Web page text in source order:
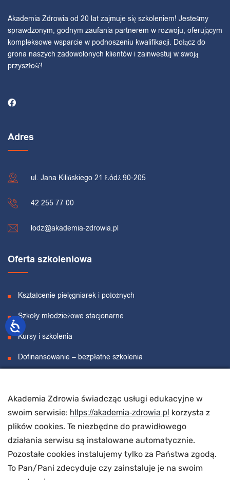
Akademia Zdrowia od 20 lat zajmuje się szkoleniem! Jesteśmy
sprawdzonym, godnym zaufania partnerem w rozwoju, oferującym
kompleksowe wsparcie w podnoszeniu kwalifikacji. Dołącz do
grona naszych zadowolonych klientów i zainwestuj w swoją
przyszłość!
Adres
ul. Jana Kilińskiego 21 Łódź 90-205
42 255 77 00
lodz@akademia-zdrowia.pl
Oferta szkoleniowa
Kształcenie pielęgniarek i położnych
Szkoły młodzieżowe stacjonarne
Kursy i szkolenia
Dofinansowanie – bezpłatne szkolenia
O nas
Wynajem sal
Akademia Zdrowia świadcząc usługi edukacyjne w
swoim serwisie: https://akademia-zdrowia.pl korzysta z
plików cookies. Te niezbędne do prawidłowego
działania serwisu są instalowane automatycznie.
Pozostałe cookies instalujemy tylko za Państwa zgodą.
To Pan/Pani zdecyduje czy zainstaluje je na swoim